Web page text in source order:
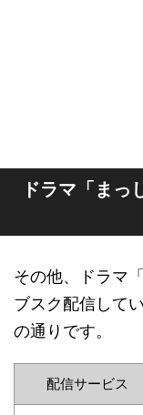
ドラマ「まっ
その他、ドラマ
ブスク配信して
の通りです。
配信サービス